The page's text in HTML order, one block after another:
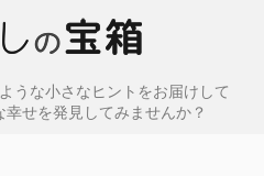
うな小さなヒントをお届けして
せを発見してみませんか？